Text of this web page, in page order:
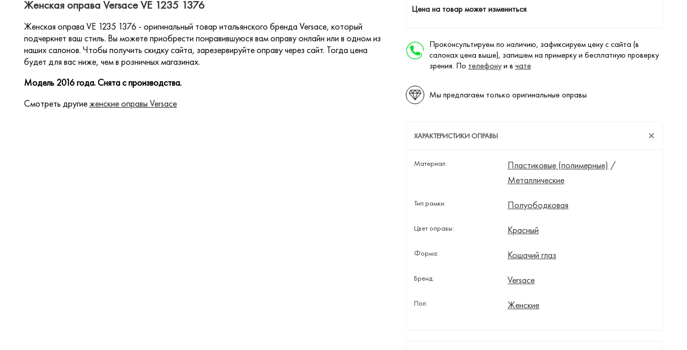
Цена на товар может измениться
Проконсультируем по наличию, зафиксируем цену с сайта (в
салонах цена выше), запишем на примерку и бесплатную проверку
зрения. По телефонуи в чате
Мы предлагаем только оригинальные оправы
ХАРАКТЕРИСТИКИ ОПРАВЫ
Материал: Пластиковые (полимерные) /
Металлические
Тип рамки: Полуободковая
Цвет оправы: Красный
Форма: Кошачий глаз
Бренд: Versace
Пол: Женские
Женская оправа Versace VE 1235 1376
Женская оправа VE 1235 1376 - оригинальный товар итальянского бренда Versace, который
подчеркнет ваш стиль. Вы можете приобрести понравившуюся вам оправу онлайн или в одном из
наших салонов. Чтобы получить скидку сайта, зарезервируйте оправу через сайт. Тогда цена
будет для вас ниже, чем в розничных магазинах.
Модель 2016 года. Снята с производства.
Смотреть другиеженские оправы Versace